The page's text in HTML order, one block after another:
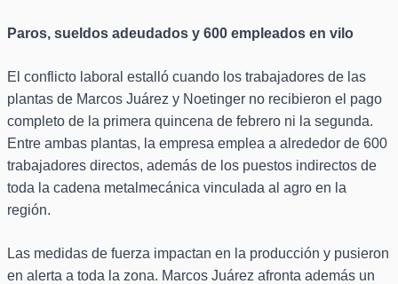
Paros, sueldos adeudados y 600 empleados en vilo
El conflicto laboral estalló cuando los trabajadores de las
plantas de Marcos Juárez y Noetinger no recibieron el pago
completo de la primera quincena de febrero ni la segunda.
Entre ambas plantas, la empresa emplea a alrededor de 600
trabajadores directos, además de los puestos indirectos de
toda la cadena metalmecánica vinculada al agro en la
región.
Las medidas de fuerza impactan en la producción y pusieron
en alerta a toda la zona. Marcos Juárez afronta además un